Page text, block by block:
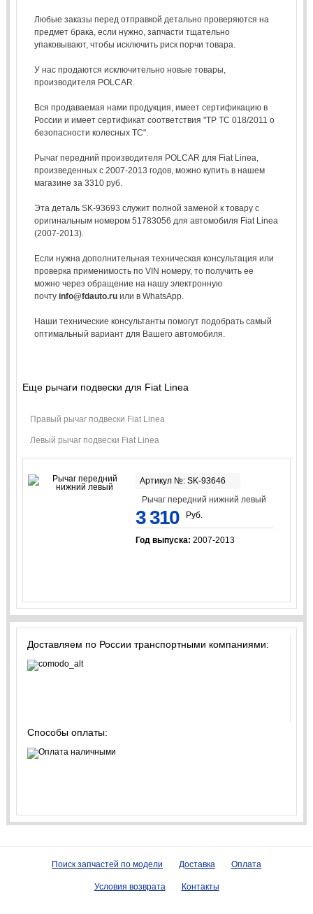
Любые заказы перед отправкой детально проверяются на
предмет брака, если нужно, запчасти тщательно
упаковывают, чтобы исключить риск порчи товара.
У нас продаются исключительно новые товары,
производителя POLCAR.
Вся продаваемая нами продукция, имеет сертификацию в
России и имеет сертификат соответствия "ТР ТС 018/2011 о
безопасности колесных ТС".
Рычаг передний производителя POLCAR для Fiat Linea,
произведенных с 2007-2013 годов, можно купить в нашем
магазине за 3310 руб.
Эта деталь SK-93693 служит полной заменой к товару с
оригинальным номером 51783056 для автомобиля Fiat Linea
(2007-2013).
Если нужна дополнительная техническая консультация или
проверка применимость по VIN номеру, то получить ее
можно через обращение на нашу электронную
почту info@fdauto.ruили в WhatsApp.
Наши технические консультанты помогут подобрать самый
оптимальный вариант для Вашего автомобиля.
Еще рычаги подвески для Fiat Linea
Правый рычаг подвески Fiat Linea
Левый рычаг подвески Fiat Linea
Артикул №: SK-93646
Рычаг передний нижний левый
3 310 Руб.
Год выпуска: 2007-2013
Доставляем по России транспортными компаниями:
Способы оплаты:
Поиск запчастей по модели Доставка Оплата
Условия возврата Контакты